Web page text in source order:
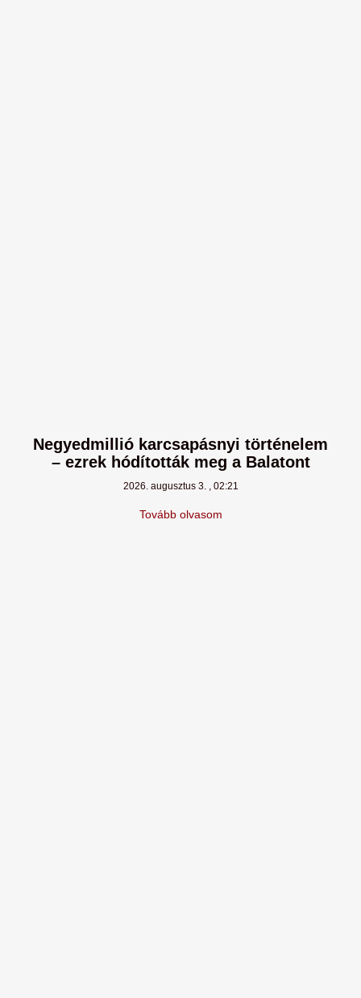
Negyedmillió karcsapásnyi történelem
– ezrek hódították meg a Balatont
2026. augusztus 3. 02:21
Tovább olvasom